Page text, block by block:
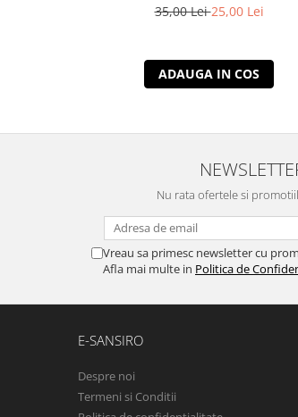
35,00 Lei25,00 Lei
ADAUGA IN COS
Nu rata ofertele si
Vreau sa primesc newsletter cu
Afla mai multe in Politica de
E-SANSIRO
Despre noi
Termeni si Conditii